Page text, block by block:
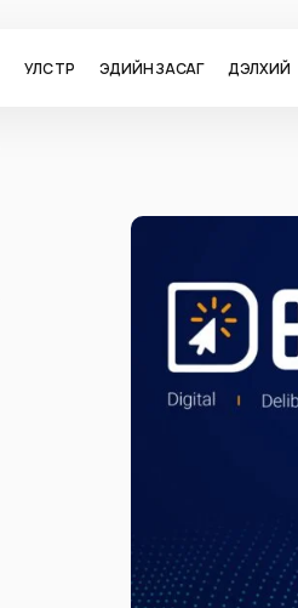
УЛС ТӨР ЭДИЙН ЗАСАГ ДЭЛХИЙ